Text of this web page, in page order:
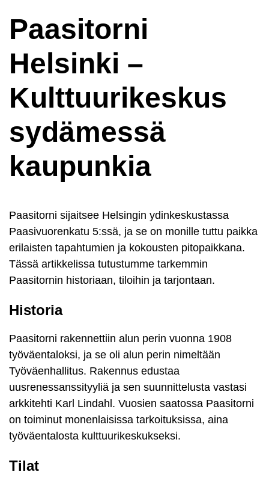
Paasitorni
Helsinki –
Kulttuurikeskus
sydämessä
kaupunkia
Paasitorni sijaitsee Helsingin ydinkeskustassa
Paasivuorenkatu 5:ssä, ja se on monille tuttu paikka
erilaisten tapahtumien ja kokousten pitopaikkana.
Tässä artikkelissa tutustumme tarkemmin
Paasitornin historiaan, tiloihin ja tarjontaan.
Historia
Paasitorni rakennettiin alun perin vuonna 1908
työväentaloksi, ja se oli alun perin nimeltään
Työväenhallitus. Rakennus edustaa
uusrenessanssityyliä ja sen suunnittelusta vastasi
arkkitehti Karl Lindahl. Vuosien saatossa Paasitorni
on toiminut monenlaisissa tarkoituksissa, aina
työväentalosta kulttuurikeskukseksi.
Tilat